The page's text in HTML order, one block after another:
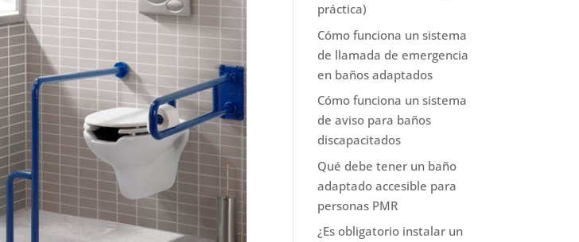
práctica)
Cómo funciona un sistema
de llamada de emergencia
en baños adaptados
Cómo funciona un sistema
de aviso para baños
discapacitados
Qué debe tener un baño
adaptado accesible para
personas PMR
¿Es obligatorio instalar un